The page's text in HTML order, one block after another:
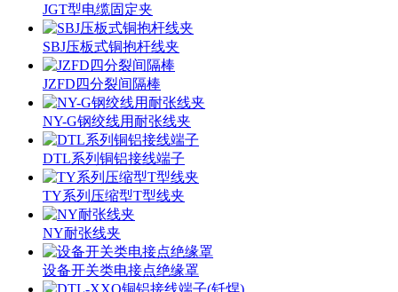
JGT型电缆固定夹
SBJ压板式铜抱杆线夹
JZFD四分裂间隔棒
NY-G钢绞线用耐张线夹
DTL系列铜铝接线端子
TY系列压缩型T型线夹
NY耐张线夹
设备开关类电接点绝缘罩